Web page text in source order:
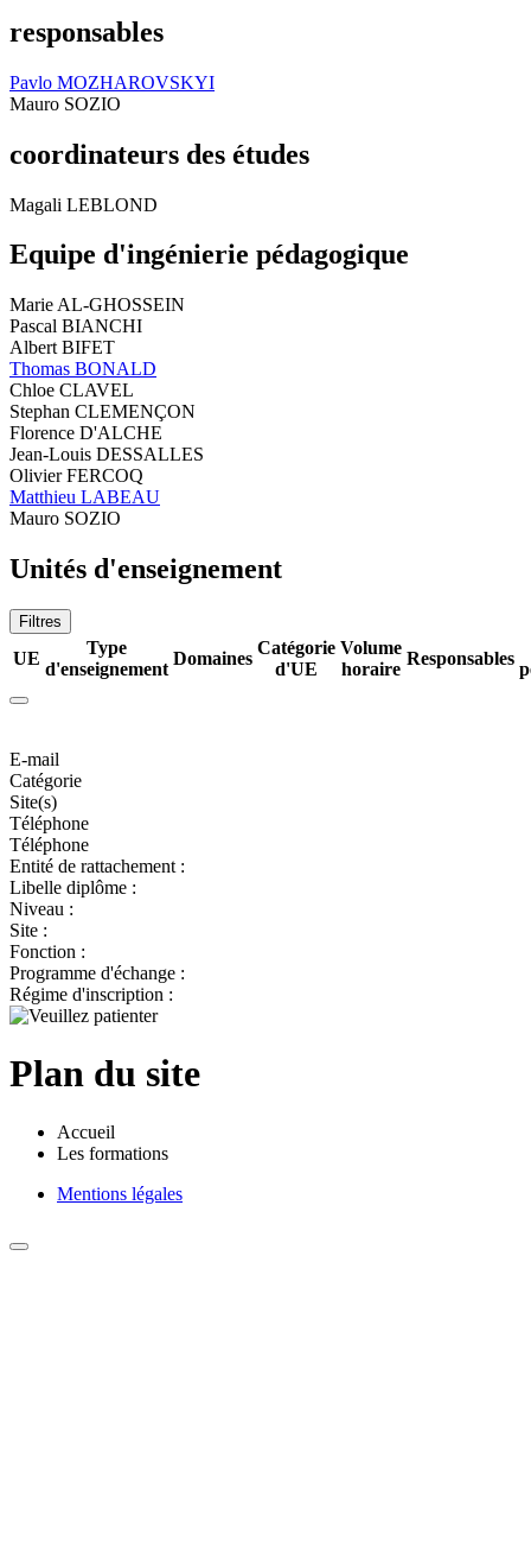
responsables
Pavlo MOZHAROVSKYI
Mauro SOZIO
coordinateurs des études
Magali LEBLOND
Equipe d'ingénierie pédagogique
Marie AL-GHOSSEIN
Pascal BIANCHI
Albert BIFET
Thomas BONALD
Chloe CLAVEL
Stephan CLEMENÇON
Florence D'ALCHE
Jean-Louis DESSALLES
Olivier FERCOQ
Matthieu LABEAU
Mauro SOZIO
Unités d'enseignement
Filtres
UE
Type
d'enseignement
Domaines
Catégorie
d'UE
Volume
horaire
Responsables
E-mail
Catégorie
Site(s)
Téléphone
Téléphone
Entité de rattachement :
Libelle diplôme :
Niveau :
Site :
Fonction :
Programme d'échange :
Régime d'inscription :
Plan du site
Accueil
Les formations
Mentions légales